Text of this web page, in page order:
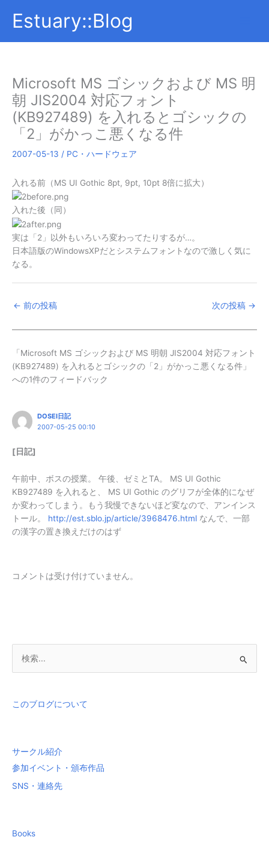
Estuary::Blog
Microsoft MS ゴシックおよび MS 明
朝 JIS2004 対応フォント
(KB927489) を入れるとゴシックの
「2」がかっこ悪くなる件
2007-05-13 / PC・ハードウェア
入れる前（MS UI Gothic 8pt, 9pt, 10pt 8倍に拡大）
入れた後（同）
実は「2」以外もいろいろ変わってたりするが…。
日本語版のWindowsXPだとシステムフォントなので激しく気に
なる。
← 前の投稿 次の投稿 →
「Microsoft MS ゴシックおよび MS 明朝 JIS2004 対応フォント
(KB927489) を入れるとゴシックの「2」がかっこ悪くなる件」
への1件のフィードバック
DOSEI日記
2007-05-25 00:10
[日記]
午前中、ボスの授業。 午後、ゼミとTA。 MS UI Gothic
KB927489 を入れると、 MS UI Gothic のグリフが全体的になぜ
か変わってしまう。もう我慢できないほど変なので、アンインス
トール。 http://est.sblo.jp/article/3968476.html なんで、一部
の漢字の置き換えだけのはず
コメントは受け付けていません。
象
このブログについて
サークル紹介
参加イベント・頒布作品
SNS・連絡先
Books